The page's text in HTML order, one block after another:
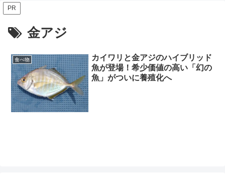
PR
金アジ
食べ物
カイワリと金アジのハイブリッド
魚が登場！希少価値の高い「幻の
魚」がついに養殖化へ